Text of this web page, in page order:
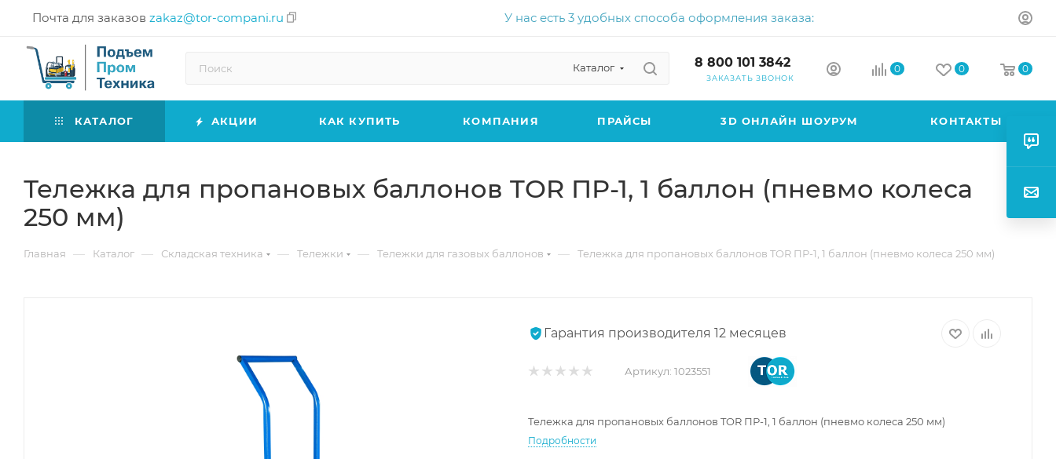
Почта для заказов zakaz@tor-compani.ru У нас есть 3 удобных способа оформления заказа:
Каталог 8 800 101 3842
ЗАКАЗАТЬ ЗВОНОК
0 0 0
КАТАЛОГ АКЦИИ КАК КУПИТЬ КОМПАНИЯ ПРАЙСЫ 3D ОНЛАЙН ШОУРУМ КОНТАКТЫ
Тележка для пропановых баллонов TOR ПР-1, 1 баллон (пневмо колеса
250 мм)
Главная — Каталог — Складская техника — Тележки — Тележки для газовых баллонов — Тележка для пропановых баллонов TOR ПР-1, 1 баллон (пневмо колеса 250 мм)
Гарантия производителя 12 месяцев
Артикул: 1023551
Тележка для пропановых баллонов TOR ПР-1, 1 баллон (пневмо колеса 250 мм)
Подробности